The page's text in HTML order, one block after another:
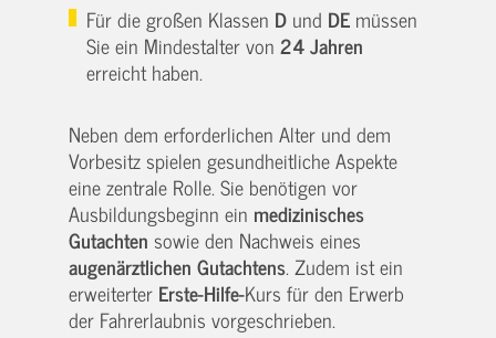
Für die großen Klassen D und DE müssen
Sie ein Mindestalter von 24 Jahren
erreicht haben.
Neben dem erforderlichen Alter und dem
Vorbesitz spielen gesundheitliche Aspekte
eine zentrale Rolle. Sie benötigen vor
Ausbildungsbeginn ein medizinisches
Gutachten sowie den Nachweis eines
augenärztlichen Gutachtens. Zudem ist ein
erweiterter Erste-Hilfe-Kurs für den Erwerb
der Fahrerlaubnis vorgeschrieben.